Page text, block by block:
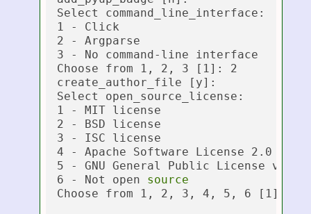
Select command_line_interface:
1 - Click
2 - Argparse
3 - No command-line interface
Choose from 1, 2, 3 [1]: 2
create_author_file [y]:
Select open_source_license:
1 - MIT license
2 - BSD license
3 - ISC license
4 - Apache Software License 2.0
5 - GNU General Public License v3
6 - Not open source
Choose from 1, 2, 3, 4, 5, 6 [1]: